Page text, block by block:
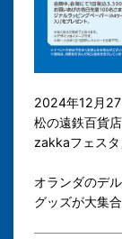
2024年12月
松の遠鉄百貨
zakkaフェスタ
オランダのデ
グッズが大集